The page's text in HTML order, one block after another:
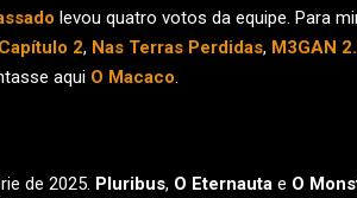
levou quatro votos da equipe. Para
2, Nas Terras Perdidas, M3GAN
aqui O Macaco.
de 2025. Pluribus, O Eternauta e O